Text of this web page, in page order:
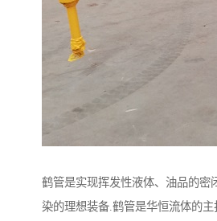
鹤管是实现挥发性液体、油品的密
染的理想装备.鹤管是华恒流体的